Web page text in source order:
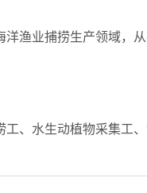
业捕捞生产领域，从
、水生动植物采集工